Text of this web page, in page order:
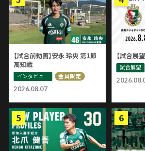
2026.08.07
【試合前動画】安永 玲央 第1節
高知戦
インタビュー 会員限定
【試合展
試合展望